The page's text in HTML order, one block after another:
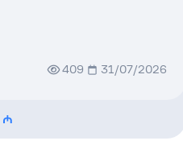
409 31/07/2026